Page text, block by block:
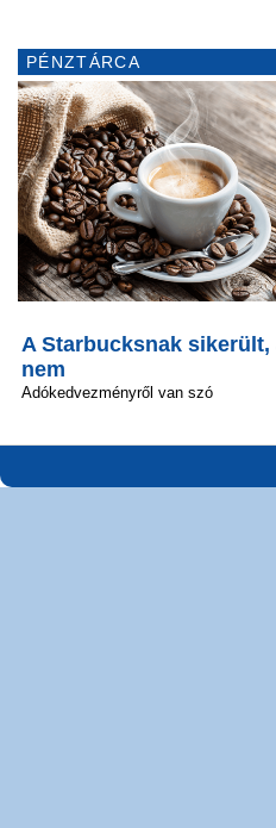
PÉNZTÁRCA
A Starbucksnak sikerült,
nem
Adókedvezményről van szó